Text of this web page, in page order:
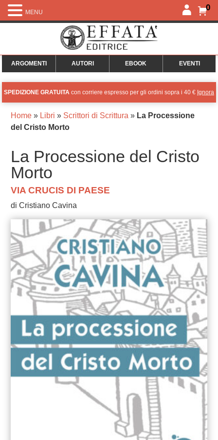
0
ARGOMENTI AUTORI EBOOK EVENTI
SPEDIZIONE GRATUITA con corriere espresso per gli ordini sopra i 40 € Ignora
Home» Libri » Scrittori di Scrittura » La Processione
del Cristo Morto
La Processione del Cristo
Morto
VIA CRUCIS DI PAESE
di Cristiano Cavina
MENU